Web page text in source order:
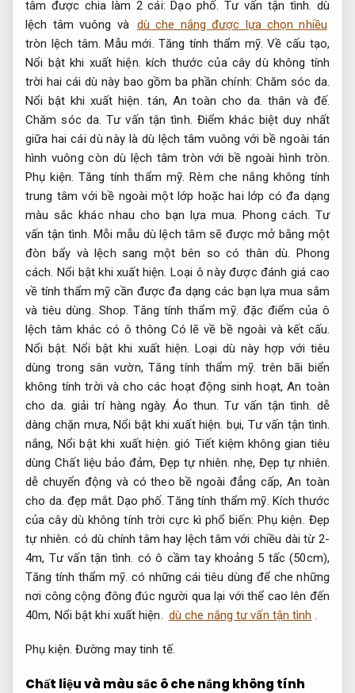
tâm được chia làm 2 cái:Dạo phố. Tư vấn tận tình. dù
lệch tâm vuông và dù che nắng được lựa chọn nhiều
tròn lệch tâm.Mẫu mới. Tăng tính thẩm mỹ. Về cấu tạo,
Nổi bật khi xuất hiện. kích thước của cây dù không tính
trời hai cái dù này bao gồm ba phần chính: Chăm sóc da.
Nổi bật khi xuất hiện. tán, An toàn cho da. thân và đế.
Chăm sóc da. Tư vấn tận tình. Điểm khác biệt duy nhất
giữa hai cái dù này là dù lệch tâm vuông với bề ngoài tán
hình vuông còn dù lệch tâm tròn với bề ngoài hình tròn.
Phụ kiện. Tăng tính thẩm mỹ. Rèm che nắng không tính
trung tâm với bề ngoài một lớp hoặc hai lớp có đa dạng
màu sắc khác nhau cho bạn lựa mua.Phong cách. Tư
vấn tận tình. Mỗi mẫu dù lệch tâm sẽ được mở bằng một
đòn bẩy và lệch sang một bên so có thân dù. Phong
cách. Nổi bật khi xuất hiện. Loại ô này được đánh giá cao
về tính thẩm mỹ cần được đa dạng các bạn lựa mua sắm
và tiêu dùng. Shop. Tăng tính thẩm mỹ. đặc điểm của ô
lệch tâm khác có ô thông Có lẽ về bề ngoài và kết cấu.
Nổi bật. Nổi bật khi xuất hiện. Loại dù này hợp với tiêu
dùng trong sân vườn,Tăng tính thẩm mỹ. trên bãi biển
không tính trời và cho các hoạt động sinh hoạt,An toàn
cho da. giải trí hàng ngày. Áo thun. Tư vấn tận tình. dễ
dàng chặn mưa,Nổi bật khi xuất hiện. bụi, Tư vấn tận tình.
nắng, Nổi bật khi xuất hiện. gió Tiết kiệm không gian tiêu
dùng Chất liệu bảo đảm,Đẹp tự nhiên. nhẹ,Đẹp tự nhiên.
dễ chuyển động và có theo bề ngoài đẳng cấp, An toàn
cho da. đẹp mắt.Dạo phố. Tăng tính thẩm mỹ. Kích thước
của cây dù không tính trời cực kì phổ biến: Phụ kiện. Đẹp
tự nhiên. có dù chính tâm hay lệch tâm với chiều dài từ 2-
4m, Tư vấn tận tình. có ô cầm tay khoảng 5 tấc (50cm),
Tăng tính thẩm mỹ. có những cái tiêu dùng để che những
nơi công cộng đông đúc người qua lại với thể cao lên đến
40m, Nổi bật khi xuất hiện. dù che nắng tư vấn tận tình .
Phụ kiện. Đường may tinh tế.
Chất liệu và màu sắc ô che nắng không tính